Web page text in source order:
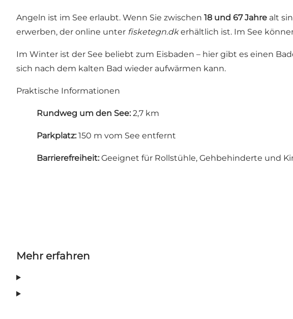
Angeln ist im See erlaubt. Wenn Sie zwischen 18 und 67 Jahre alt
erwerben, der online unter fisketegn.dkerhältlich ist. Im See
Im Winter ist der See beliebt zum Eisbaden – hier gibt es einen
sich nach dem kalten Bad wieder aufwärmen kann.
Praktische Informationen
Rundweg um den See: 2,7 km
Parkplatz: 150 m vom See entfernt
Barrierefreiheit: Geeignet für Rollstühle, Gehbehinderte und
Mehr erfahren